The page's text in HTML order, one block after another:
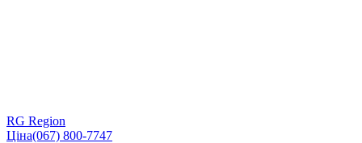
RG Region
Ціна(067) 800-7747